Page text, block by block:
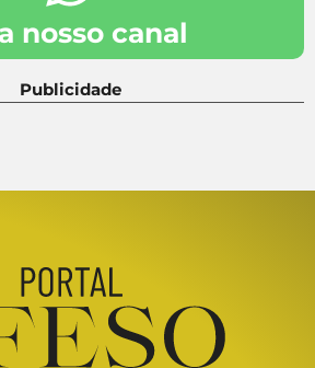
nosso canal
Publicidade